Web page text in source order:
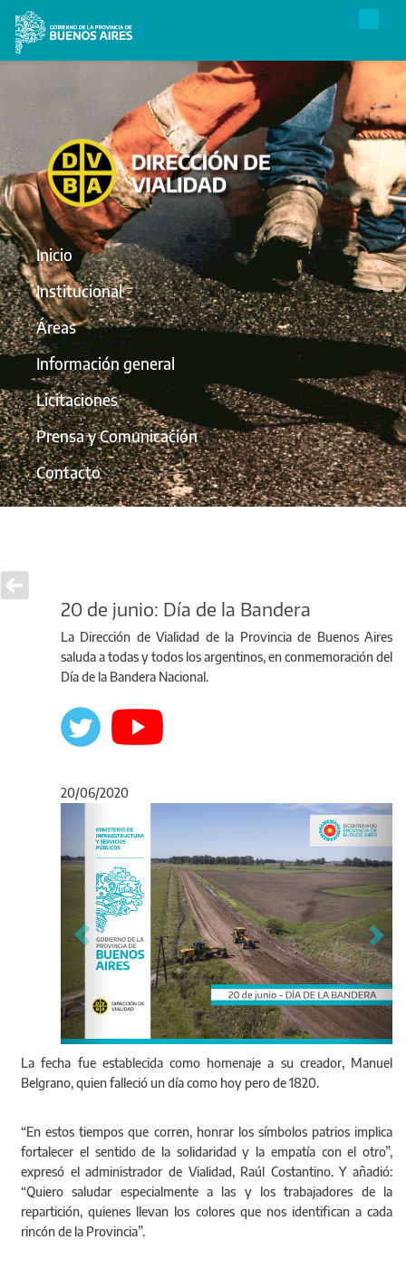
Inicio
Institucional
Áreas
Información general
Licitaciones
Prensa y Comunicación
Contacto
20 de junio: Día de la Bandera
La Dirección de Vialidad de la Provincia de Buenos Aires
saluda a todas y todos los argentinos, en conmemoración del
Día de la Bandera Nacional.
20/06/2020
La fecha fue establecida como homenaje a su creador, Manuel
Belgrano, quien falleció un día como hoy pero de 1820.
“En estos tiempos que corren, honrar los símbolos patrios implica
fortalecer el sentido de la solidaridad y la empatía con el otro”,
expresó el administrador de Vialidad, Raúl Costantino. Y añadió:
“Quiero saludar especialmente a las y los trabajadores de la
repartición, quienes llevan los colores que nos identifican a cada
rincón de la Provincia”.